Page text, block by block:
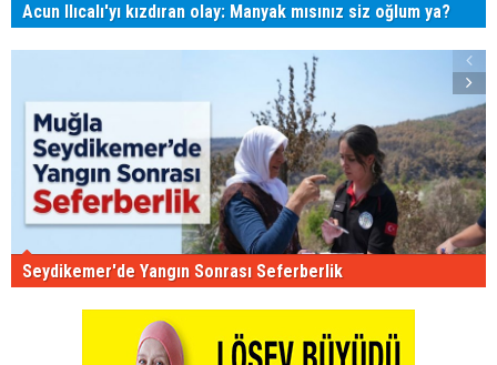
Acun Ilıcalı'yı kızdıran olay: Manyak mısınız siz oğlum ya?
Seydikemer'de Yangın Sonrası Seferberlik